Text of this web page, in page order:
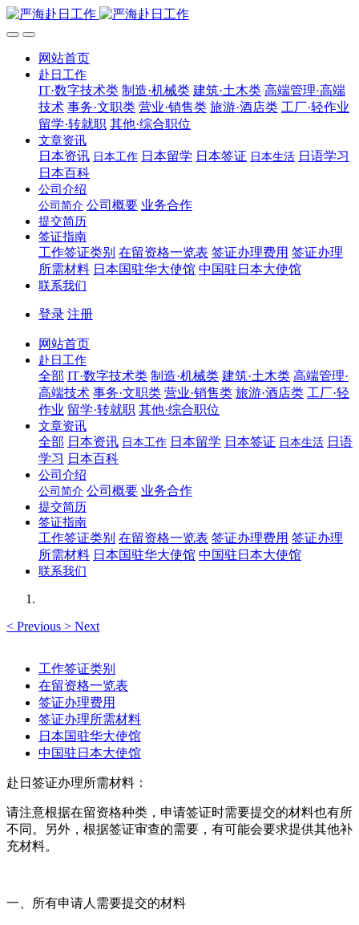
网站首页
赴日工作
IT·数字技术类 制造·机械类 建筑·土木类 高端管理·高端
技术 事务·文职类 营业·销售类 旅游·酒店类 工厂·轻作业
留学·转就职 其他·综合职位
文章资讯
日本资讯 日本工作 日本留学 日本签证 日本生活 日语学习
日本百科
公司介绍
公司简介 公司概要 业务合作
提交简历
签证指南
工作签证类别 在留资格一览表 签证办理费用 签证办理
所需材料 日本国驻华大使馆 中国驻日本大使馆
联系我们
登录 注册
网站首页
赴日工作
全部 IT·数字技术类 制造·机械类 建筑·土木类 高端管理·
高端技术 事务·文职类 营业·销售类 旅游·酒店类 工厂·轻
作业 留学·转就职 其他·综合职位
文章资讯
全部 日本资讯 日本工作 日本留学 日本签证 日本生活 日语
学习 日本百科
公司介绍
公司简介 公司概要 业务合作
提交简历
签证指南
工作签证类别 在留资格一览表 签证办理费用 签证办理
所需材料 日本国驻华大使馆 中国驻日本大使馆
联系我们
< Previous > Next
工作签证类别
在留资格一览表
签证办理费用
签证办理所需材料
日本国驻华大使馆
中国驻日本大使馆
赴日签证办理所需材料：
请注意根据在留资格种类，申请签证时需要提交的材料也有所
不同。另外，根据签证审查的需要，有可能会要求提供其他补
充材料。
一、所有申请人需要提交的材料